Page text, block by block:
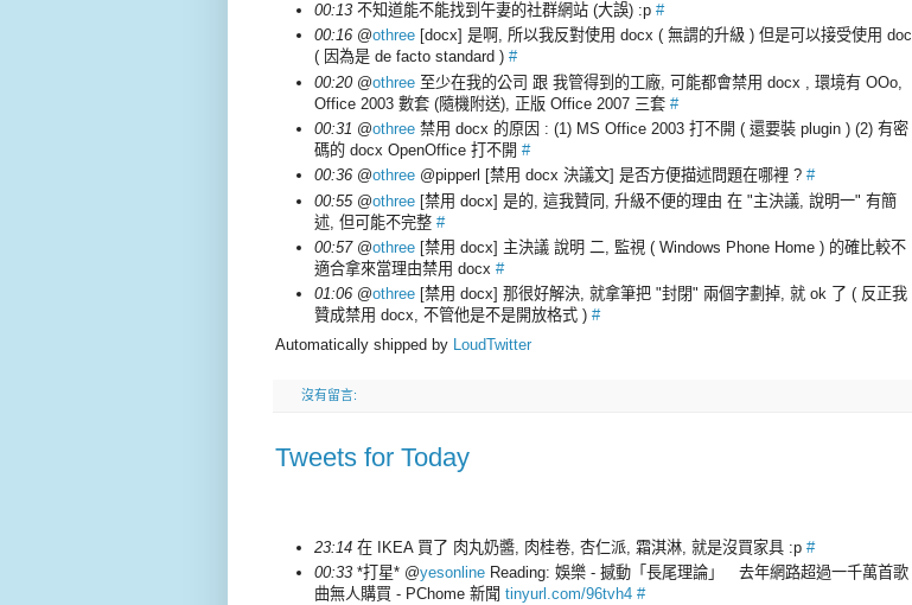
00:13 不知道能不能找到午妻的社群網站 (大誤) :p #
00:16 @othree [docx] 是啊, 所以我反對使用 docx ( 無謂的升級 ) 但是可以接受使用 doc
( 因為是 de facto standard ) #
00:20 @othree 至少在我的公司 跟 我管得到的工廠, 可能都會禁用 docx , 環境有 OOo,
Office 2003 數套 (隨機附送), 正版 Office 2007 三套 #
00:31 @othree 禁用 docx 的原因 : (1) MS Office 2003 打不開 ( 還要裝 plugin ) (2) 有密
碼的 docx OpenOffice 打不開 #
00:36 @othree @pipperl [禁用 docx 決議文] 是否方便描述問題在哪裡 ? #
00:55@othree [禁用 docx] 是的, 這我贊同, 升級不便的理由 在 "主決議, 說明一" 有簡
述, 但可能不完整 #
00:57@othree [禁用 docx] 主決議 說明 二, 監視 ( Windows Phone Home ) 的確比較不
適合拿來當理由禁用 docx #
01:06 @othree [禁用 docx] 那很好解決, 就拿筆把 "封閉" 兩個字劃掉, 就 ok 了 ( 反正我
贊成禁用 docx, 不管他是不是開放格式 ) #
Automatically shipped by
LoudTwitter
沒有留言:
Tweets for Today
23:14 在 IKEA 買了 肉丸奶醬, 肉桂卷, 杏仁派, 霜淇淋, 就是沒買家具 :p #
00:33 *打星* @yesonline Reading: 娛樂 - 撼動「長尾理論」 去年網路超過一千萬首歌
曲無人購買 - PChome 新聞 tinyurl.com/96tvh4 #